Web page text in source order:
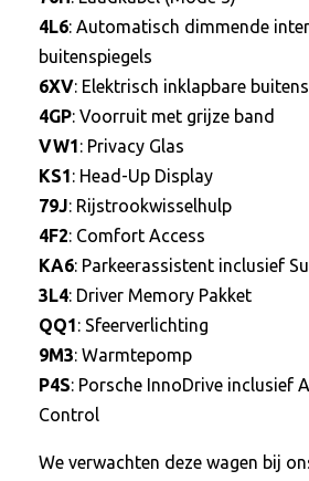
4L6: Automatisch dimmende
buitenspiegels
6XV: Elektrisch inklapbare
4GP: Voorruit met grijze band
VW1: Privacy Glas
KS1: Head-Up Display
79J: Rijstrookwisselhulp
4F2: Comfort Access
KA6: Parkeerassistent inclusief
3L4: Driver Memory Pakket
QQ1: Sfeerverlichting
9M3: Warmtepomp
P4S: Porsche InnoDrive inclusief
Control
We verwachten deze wagen bij